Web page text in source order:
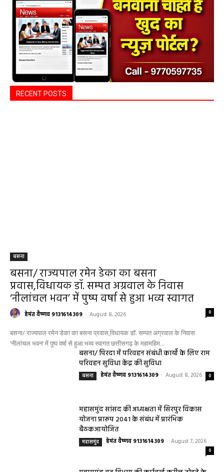
RECENT POSTS
बसना
बसना/ राज्यपाल रमेन डेका का बसना
प्रवास,विधायक डॉ. सम्पत अग्रवाल के निवास
‘नीलांचल भवन’ में पुष्प वर्षा से हुआ भव्य स्वागत
हेमंत वैष्णव 9131614309 - August 8, 2026 0
बसना/ राज्यपाल रमेन डेका का बसना प्रवास,विधायक डॉ. सम्पत अग्रवाल के निवास
‘नीलांचल भवन’ में पुष्प वर्षा से हुआ भव्य स्वागत छत्तीसगढ़ के महामहिम...
बसना/ पिरदा में परिवहन संबंधी कार्यों के लिए राम
परिवहन सुविधा केंद्र की सुविधा
बसना हेमंत वैष्णव 9131614309 - August 8, 2026 0
महासमुंद सांसद की अध्यक्षता में सिरपुर विकास
योजना प्रारूप 2041 के संबंध में प्रारंभिक
बैठकआयोजित
महासमुंद हेमंत वैष्णव 9131614309 - August 7, 2026
0